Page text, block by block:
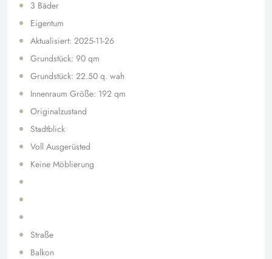
3 Bäder
Eigentum
Aktualisiert: 2025-11-26
Grundstück: 90 qm
Grundstück: 22.50 q. wah
Innenraum Größe: 192 qm
Originalzustand
Stadtblick
Voll Ausgerüsted
Keine Möblierung
Straße
Balkon